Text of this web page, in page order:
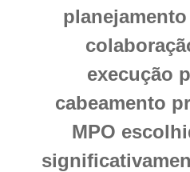
execução
cabeamento
MPO